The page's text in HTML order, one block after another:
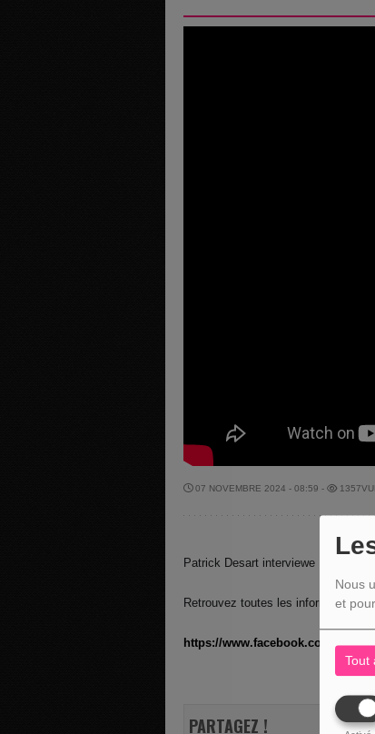
Nous
et
Tout
07 NOVEMBRE 2024 - 08:59 -
Patrick Desart interviewe Renaud
Retrouvez toutes les
https://www.facebook.com/
PARTAGEZ !